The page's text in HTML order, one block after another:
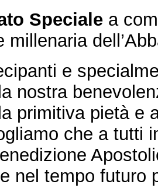
Speciale a
millenaria
e
nostra
primitiva pietà e
che a tutti
nel tempo futuro